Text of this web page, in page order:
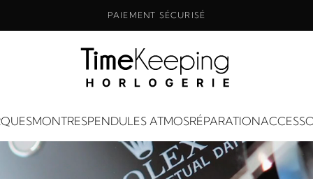
PAIEMENT SÉCURISÉ
MONTRESPENDULES ATMOSRÉPARATION